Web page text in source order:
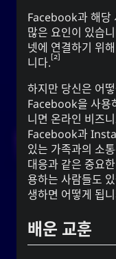
Facebook과 해당
많은 요인이 있습
넷에 연결하기 위
니다. 2
하지만 당신은 어
Facebook을 사용
니면 온라인 비즈
Facebook과
있는 가족과의 소
대응과 같은 중요
용하는 사람들도
생하면 어떻게 됩
배운 교훈
는 기록하고, 단련
키
는 에너지, 정
신, 기치, 기간을
CC-BY-